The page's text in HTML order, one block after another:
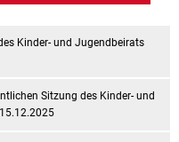
Kinder- und Jugendbeirats
Sitzung des Kinder- und